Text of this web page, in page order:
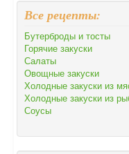
Все рецепты:
Бутерброды и тосты
Горячие закуски
Салаты
Овощные закуски
Холодные закуски из
Холодные закуски из
Соусы